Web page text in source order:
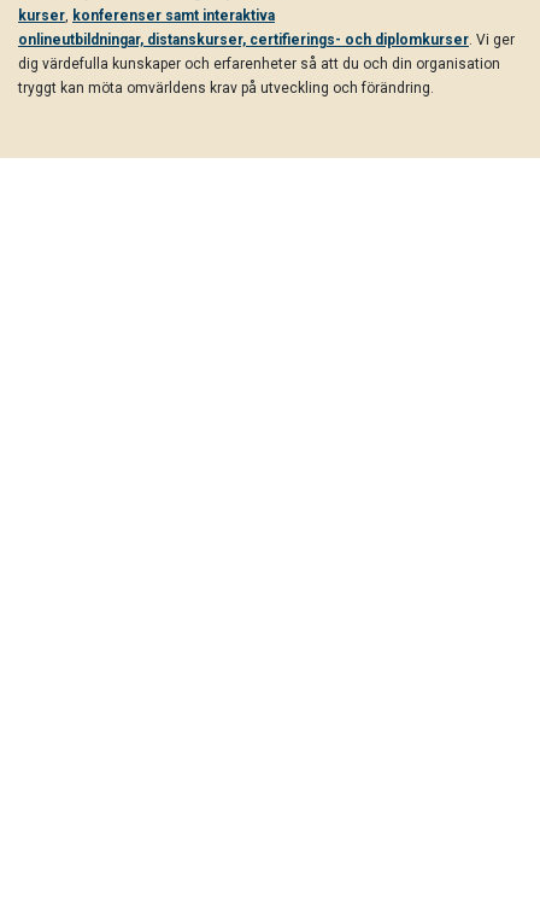
kurser, konferenser samt interaktiva
onlineutbildningar, distanskurser, certifierings- och diplomkurser. Vi ger
dig värdefulla kunskaper och erfarenheter så att du och din organisation
tryggt kan möta omvärldens krav på utveckling och förändring.